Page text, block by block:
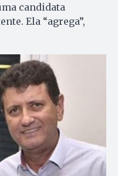
candidata
Ela “agrega”,